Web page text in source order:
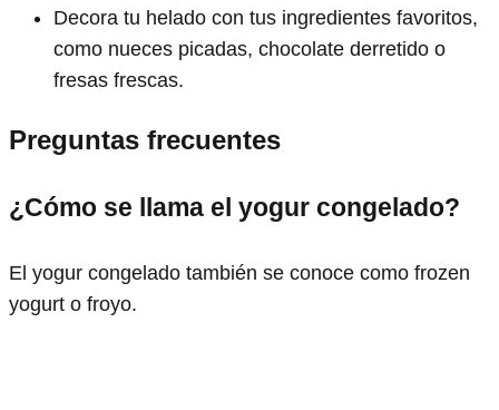
Decora tu helado con tus ingredientes favoritos,
como nueces picadas, chocolate derretido o
fresas frescas.
Preguntas frecuentes
¿Cómo se llama el yogur congelado?
El yogur congelado también se conoce como frozen
yogurt o froyo.